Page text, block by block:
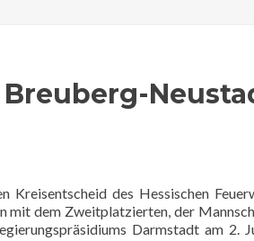
des Hessischen
dem Zweitplatzierten, der
Darmstadt am 2.